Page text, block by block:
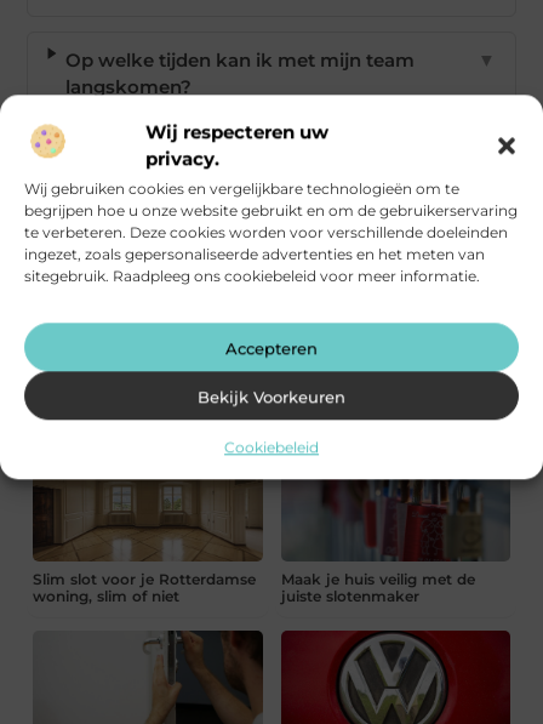
Wij respecteren uw
privacy.
Wij gebruiken cookies en vergelijkbare technologieën om te
begrijpen hoe u onze website gebruikt en om de gebruikerservaring
te verbeteren. Deze cookies worden voor verschillende doeleinden
ingezet, zoals gepersonaliseerde advertenties en het meten van
sitegebruik. Raadpleeg ons cookiebeleid voor meer informatie.
Accepteren
Bekijk Voorkeuren
Cookiebeleid
Op welke tijden kan ik met mijn team
langskomen?
▼
Wat betaal ik voor een bedrijfsuitje?
Goed artikel? Deel hem dan op:
X FacebookPinterest LinkedIn Email
Tags:
Actief bedrijfsuitje Groepsactiviteiten Amstelveen
Slim slot voor je Rotterdamse
woning, slim of niet
Maak je huis veilig met de
juiste slotenmaker